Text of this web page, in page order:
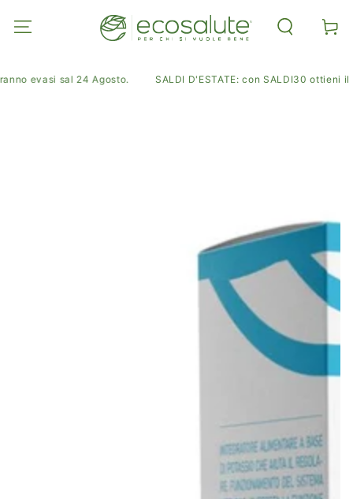
CONTENUTO
Carello
evasi sal 24 Agosto. SALDI D'ESTATE: con SALDI30 ottieni il